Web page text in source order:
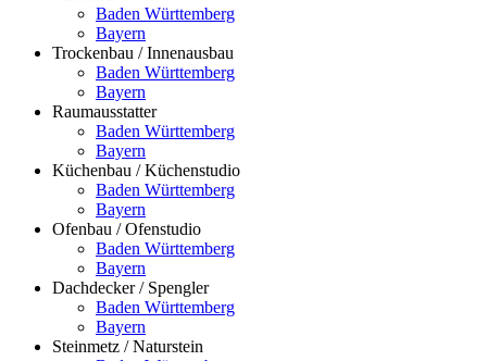
Baden Württemberg
Bayern
Trockenbau / Innenausbau
Baden Württemberg
Bayern
Raumausstatter
Baden Württemberg
Bayern
Küchenbau / Küchenstudio
Baden Württemberg
Bayern
Ofenbau / Ofenstudio
Baden Württemberg
Bayern
Dachdecker / Spengler
Baden Württemberg
Bayern
Steinmetz / Naturstein